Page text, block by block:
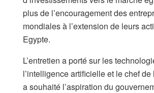
plus de l’encouragement des
mondiales à l’extension de leurs
Egypte.
L’entretien a porté sur les
l’intelligence artificielle et le chef
a souhaité l’aspiration du